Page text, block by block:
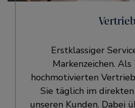
Vertrieb
Erstklassiger
Markenzeichen.
hochmotivierten
Sie täglich im
unseren Kunden. Dabei